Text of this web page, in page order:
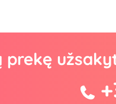
prekę